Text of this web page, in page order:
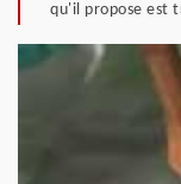
qu'il propose est